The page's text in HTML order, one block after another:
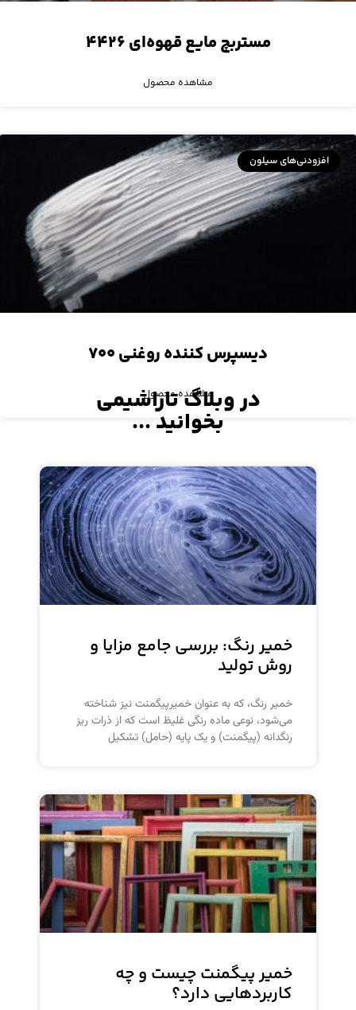
مستربچ مایع قهوه‌ای ۴۴۲۶
مشاهده محصول
افزودنی‌های سیلون
دیسپرس کننده روغنی ۷۰۰
مشاهده محصول
در وبلاگ تاراشیمی
بخوانید ...
خمیر رنگ: بررسی جامع مزایا و
روش تولید
خمیر رنگ، که به عنوان خمیرپیگمنت نیز شناخته
می‌شود، نوعی ماده رنگی غلیظ است که از ذرات ریز
رنگدانه (پیگمنت) و یک پایه (حامل) تشکیل
خمیر پیگمنت چیست و چه
کاربردهایی دارد؟